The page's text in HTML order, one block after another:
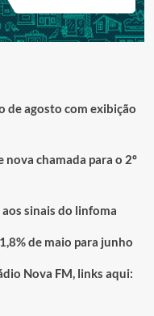
de agosto com exibição
chamada para o 2º
sinais do linfoma
de maio para junho
Nova FM, links aqui: